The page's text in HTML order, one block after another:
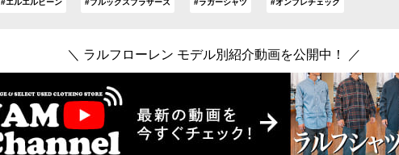
＼ ラルフローレン モデル別紹介動画を公開中！ ／